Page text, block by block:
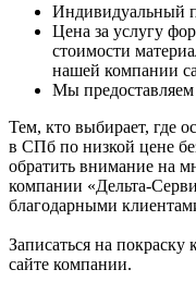
Индивидуальный
Цена за услугу
стоимости
нашей компании
Мы предоставляем
Тем, кто выбирает, где
в СПб по низкой цене
обратить внимание на
компании «Дельта-
благодарными
Записаться на
сайте компании.